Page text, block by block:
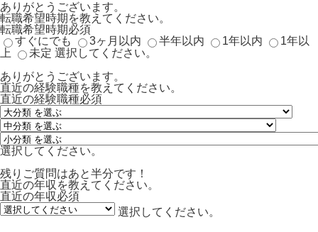
ありがとうございます。
転職希望時期を教えてください。
転職希望時期必須
すぐにでも
3ヶ月以内 半年以内 1年以内
1年以
上
未定 選択してください。
ありがとうございます。
直近の経験職種を教えてください。
直近の経験職種必須
選択してください。
残りご質問はあと半分です！
直近の年収を教えてください。
直近の年収必須
選択してください。